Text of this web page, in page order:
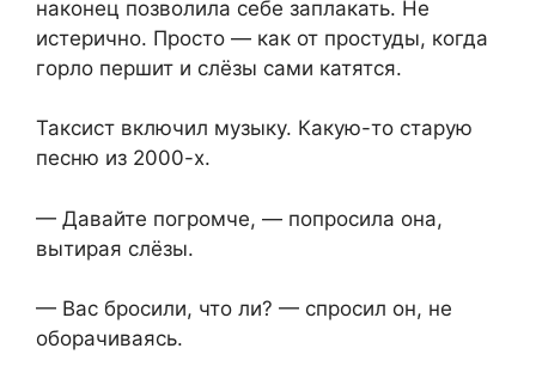
наконец позволила себе заплакать. Не
истерично. Просто — как от простуды, когда
горло першит и слёзы сами катятся.
Таксист включил музыку. Какую-то старую
песню из 2000-х.
— Давайте погромче, — попросила она,
вытирая слёзы.
— Вас бросили, что ли? — спросил он, не
оборачиваясь.